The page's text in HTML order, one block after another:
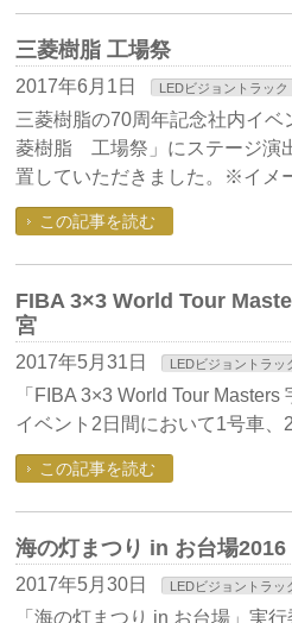
三菱樹脂 工場祭
2017年6月1日 LEDビジョントラック
三菱樹脂の70周年記念社内イベ
菱樹脂 工場祭」にステージ演
置していただきました。※イメ
この記事を読む
FIBA 3×3 World Tour
宮
2017年5月31日 LEDビジョントラッ
「FIBA 3×3 World Tour Masters
イベント2日間において1号車
この記事を読む
海の灯まつり in お台場2016
2017年5月30日 LEDビジョントラッ
「海の灯まつり in お台場」実